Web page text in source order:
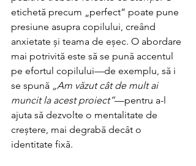
etichetă precum „perfect” poate pune
presiune asupra copilului, creând
anxietate și teama de eșec. O abordare
mai potrivită este să se pună accentul
pe efortul copilului—de exemplu, să i
se spună „Am văzut cât de mult ai
muncit la acest proiect”—pentru a-l
ajuta să dezvolte o mentalitate de
creștere, mai degrabă decât o
identitate fixă.